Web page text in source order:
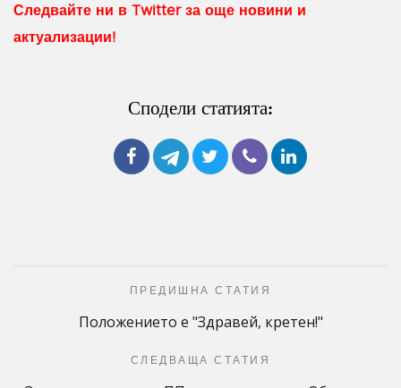
Следвайте ни в Twitter за още новини и
актуализации!
Сподели статията:
ПРЕДИШНА СТАТИЯ
Положението е "Здравей, кретен!"
СЛЕДВАЩА СТАТИЯ